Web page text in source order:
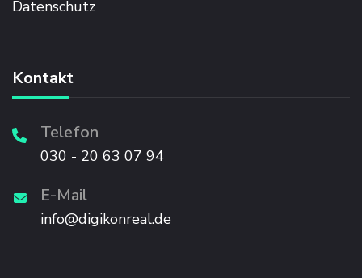
Datenschutz
Kontakt
Telefon
030 - 20 63 07 94
E-Mail
info@digikonreal.de